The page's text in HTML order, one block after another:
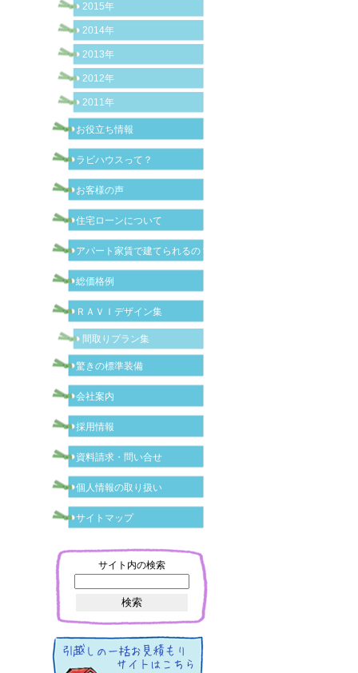
2015年
2014年
2013年
2012年
2011年
お役立ち情報
ラビハウスって？
お客様の声
住宅ローンについて
アパート家賃で建てられるの？
総価格例
ＲＡＶＩデザイン集
間取りプラン集
驚きの標準装備
会社案内
採用情報
資料請求・問い合せ
個人情報の取り扱い
サイトマップ
サイト内の検索